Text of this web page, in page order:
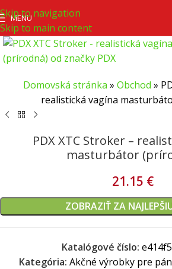
Skip to navigation
Skip to main content
MENU
Domovská stránka » Obchod »
realistická vagína
PDX XTC Stroker –
masturbátor
21.15 €
ZOBRAZIŤ ZA
Katalógové číslo:
Kategória: Akčné výrobky pre